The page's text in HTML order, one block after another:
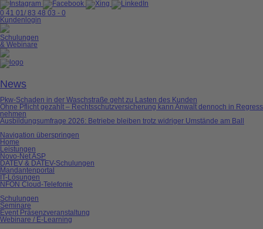
0 41 01/ 83 48 03 - 0
Kundenlogin
Schulungen
& Webinare
News
Pkw-Schaden in der Waschstraße geht zu Lasten des Kunden
Ohne Pflicht gezahlt – Rechtsschutzversicherung kann Anwalt dennoch in Regress
nehmen
Ausbildungsumfrage 2026: Betriebe bleiben trotz widriger Umstände am Ball
Navigation überspringen
Home
Leistungen
Novo-Net ASP
DATEV & DATEV-Schulungen
Mandantenportal
IT-Lösungen
NFON Cloud-Telefonie
Schulungen
Seminare
Event Präsenzveranstaltung
Webinare / E-Learning